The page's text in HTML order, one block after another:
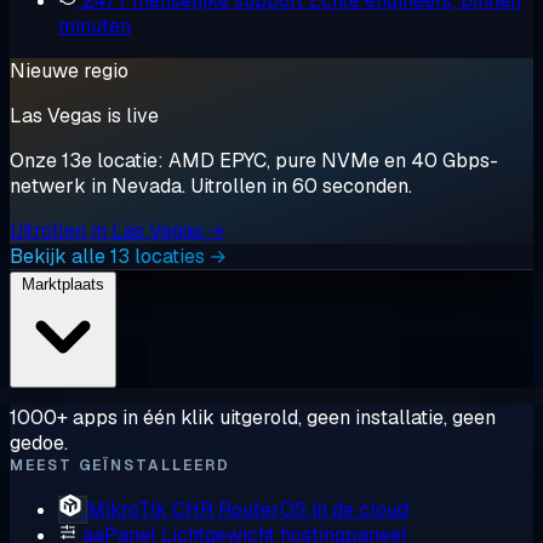
minuten
Nieuwe regio
Las Vegas is live
Onze 13e locatie: AMD EPYC, pure NVMe en 40 Gbps-
netwerk in Nevada. Uitrollen in 60 seconden.
Uitrollen in Las Vegas →
Bekijk alle 13 locaties →
1000+ apps in één klik uitgerold, geen installatie, geen
gedoe.
MEEST GEÏNSTALLEERD
MikroTik CHR RouterOS in de cloud
aaPanel Lichtgewicht hostingpaneel